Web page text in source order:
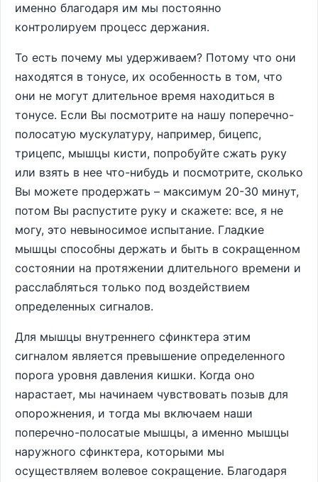
именно благодаря им мы постоянно
контролируем процесс держания.
То есть почему мы удерживаем? Потому что они
находятся в тонусе, их особенность в том, что
они не могут длительное время находиться в
тонусе. Если Вы посмотрите на нашу поперечно-
полосатую мускулатуру, например, бицепс,
трицепс, мышцы кисти, попробуйте сжать руку
или взять в нее что-нибудь и посмотрите, сколько
Вы можете продержать – максимум 20-30 минут,
потом Вы распустите руку и скажете: все, я не
могу, это невыносимое испытание. Гладкие
мышцы способны держать и быть в сокращенном
состоянии на протяжении длительного времени и
расслабляться только под воздействием
определенных сигналов.
Для мышцы внутреннего сфинктера этим
сигналом является превышение определенного
порога уровня давления кишки. Когда оно
нарастает, мы начинаем чувствовать позыв для
опорожнения, и тогда мы включаем наши
поперечно-полосатые мышцы, а именно мышцы
наружного сфинктера, которыми мы
осуществляем волевое сокращение. Благодаря